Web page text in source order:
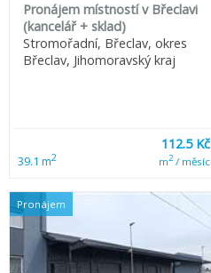
Pronájem místností v Břeclavi
(kancelář + sklad)
Stromořadní, Břeclav, okres
Břeclav, Jihomoravský kraj
39.1 m2
112.5 Kč
m2/ měsíc
Pronájem